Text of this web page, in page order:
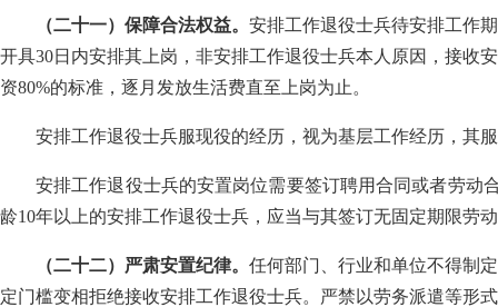
（二十一）保障合法权益。 安排工作退役士兵待安排工作
开具30日内安排其上岗，非安排工作退役士兵本人原因，接收
资80%的标准，逐月发放生活费直至上岗为止。
安排工作退役士兵服现役的经历，视为基层工作经历，其
安排工作退役士兵的安置岗位需要签订聘用合同或者劳动
龄10年以上的安排工作退役士兵，应当与其签订无固定期限劳
（二十二）严肃安置纪律。 任何部门、行业和单位不得制
定门槛变相拒绝接收安排工作退役士兵。严禁以劳务派遣等形